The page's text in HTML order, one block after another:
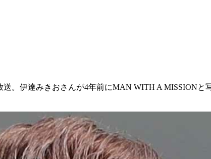
。伊達みきおさんが4年前にMAN WITH A MISSION